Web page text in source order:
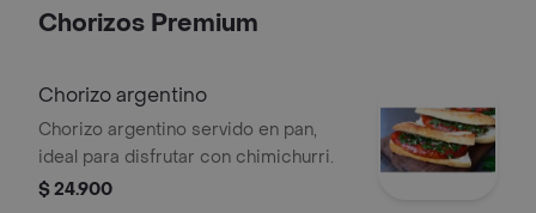
Chorizos Premium
Chorizo argentino
Chorizo argentino servido en pan,
ideal para disfrutar con chimichurri.
$ 24.900